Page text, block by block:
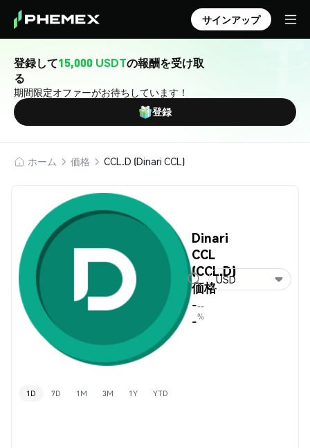
サインアップ
登録して15,000 USDTの報酬を受け取
る
期間限定オファーがお待ちしています！
登録
ホーム 価格 CCL.D (Dinari CCL)
Dinari
CCL
(CCL.D)
価格
-
-
--
%
USD
1D 7D 1M 3M 1Y YTD